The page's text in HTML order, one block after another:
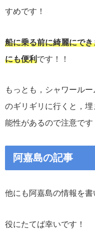
すめです！
船に乗る前に綺麗にで
にも便利です！！
もっとも，シャワールー
のギリギリに行くと，埋
能性があるので注意です
阿嘉島の記事
他にも阿嘉島の情報を書
役にたてば幸いです！